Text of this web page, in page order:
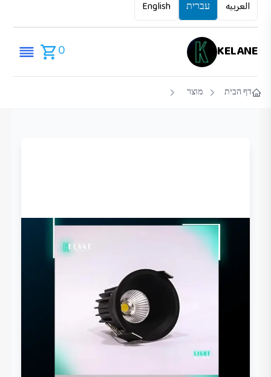
العربيه עברית English
KELANE
0
דף הבית מוצר